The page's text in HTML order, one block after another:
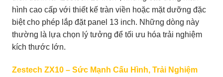
hình cao cấp với thiết kế tràn viền hoặc mặt dưỡng đặc
biệt cho phép lắp đặt panel 13 inch. Những dòng này
thường là lựa chọn lý tưởng để tối ưu hóa trải nghiệm
kích thước lớn.
Zestech ZX10 – Sức Mạnh Cấu Hình, Trải Nghiệm